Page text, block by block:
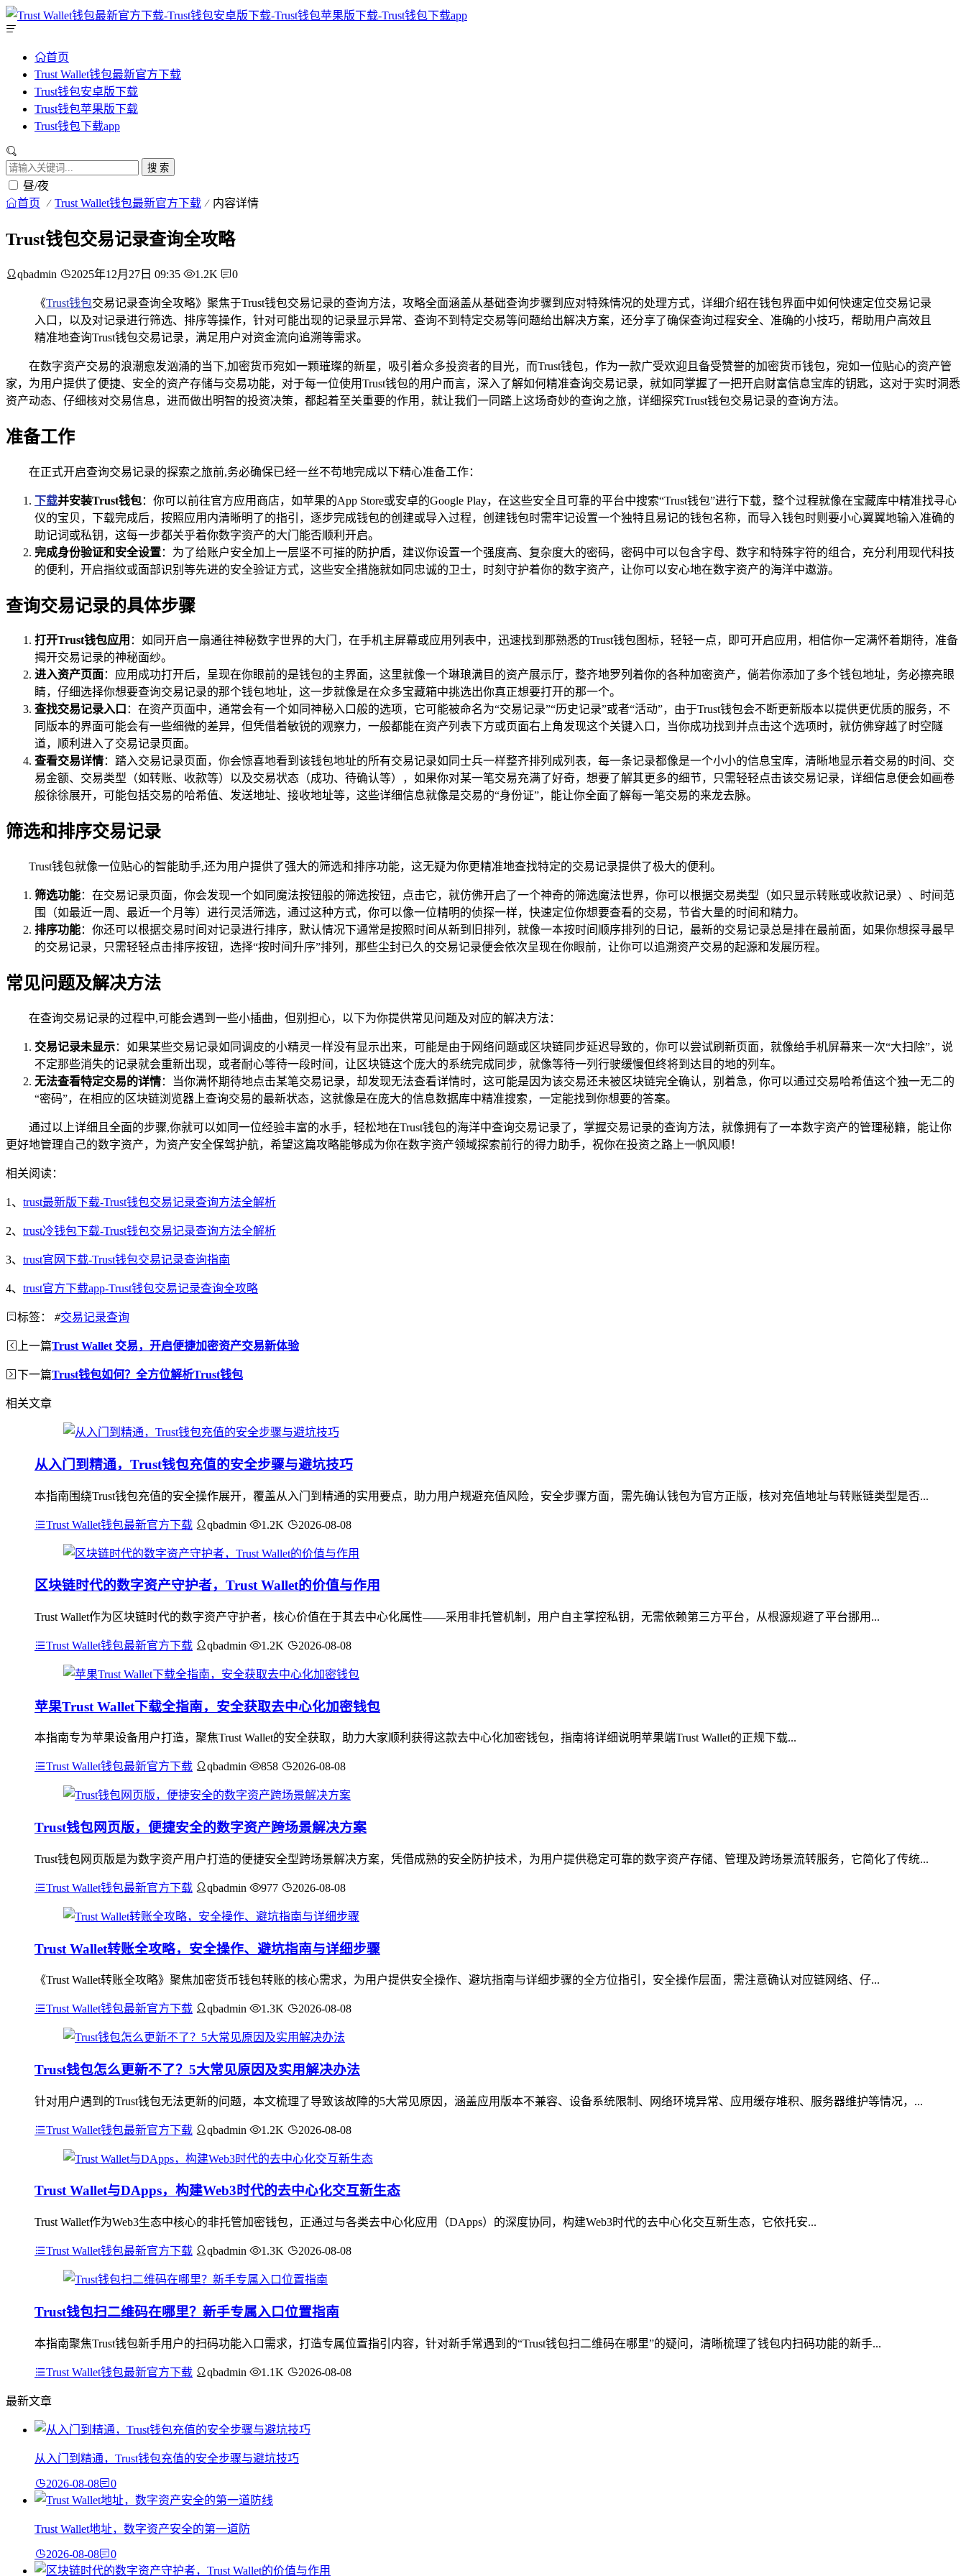
首页
Trust Wallet钱包最新官方下载
Trust钱包安卓版下载
Trust钱包苹果版下载
Trust钱包下载app
搜 索
昼/夜
首页 Trust Wallet钱包最新官方下载 内容详情
Trust钱包交易记录查询全攻略
qbadmin 2025年12月27日 09:35 1.2K 0
《Trust钱包交易记录查询全攻略》聚焦于Trust钱包交易记录的查询方法，攻略全面涵盖从基础查询步骤到应对特殊情况的处理方式，详细介绍在钱包界面中如何快速定位交易记录
入口，以及对记录进行筛选、排序等操作，针对可能出现的记录显示异常、查询不到特定交易等问题给出解决方案，还分享了确保查询过程安全、准确的小技巧，帮助用户高效且
精准地查询Trust钱包交易记录，满足用户对资金流向追溯等需求。
在数字资产交易的浪潮愈发汹涌的当下,加密货币宛如一颗璀璨的新星，吸引着众多投资者的目光，而Trust钱包，作为一款广受欢迎且备受赞誉的加密货币钱包，宛如一位贴心的资产管
家，为用户提供了便捷、安全的资产存储与交易功能，对于每一位使用Trust钱包的用户而言，深入了解如何精准查询交易记录，就如同掌握了一把开启财富信息宝库的钥匙，这对于实时洞悉
资产动态、仔细核对交易信息，进而做出明智的投资决策，都起着至关重要的作用，就让我们一同踏上这场奇妙的查询之旅，详细探究Trust钱包交易记录的查询方法。
准备工作
在正式开启查询交易记录的探索之旅前,务必确保已经一丝不苟地完成以下精心准备工作：
下载并安装Trust钱包：你可以前往官方应用商店，如苹果的App Store或安卓的Google Play，在这些安全且可靠的平台中搜索“Trust钱包”进行下载，整个过程就像在宝藏库中精准找寻心
仪的宝贝，下载完成后，按照应用内清晰明了的指引，逐步完成钱包的创建或导入过程，创建钱包时需牢记设置一个独特且易记的钱包名称，而导入钱包时则要小心翼翼地输入准确的
助记词或私钥，这每一步都关乎着你数字资产的大门能否顺利开启。
完成身份验证和安全设置：为了给账户安全加上一层坚不可摧的防护盾，建议你设置一个强度高、复杂度大的密码，密码中可以包含字母、数字和特殊字符的组合，充分利用现代科技
的便利，开启指纹或面部识别等先进的安全验证方式，这些安全措施就如同忠诚的卫士，时刻守护着你的数字资产，让你可以安心地在数字资产的海洋中遨游。
查询交易记录的具体步骤
打开Trust钱包应用 ：如同开启一扇通往神秘数字世界的大门，在手机主屏幕或应用列表中，迅速找到那熟悉的Trust钱包图标，轻轻一点，即可开启应用，相信你一定满怀着期待，准备
揭开交易记录的神秘面纱。
进入资产页面：应用成功打开后，呈现在你眼前的是钱包的主界面，这里就像一个琳琅满目的资产展示厅，整齐地罗列着你的各种加密资产，倘若你添加了多个钱包地址，务必擦亮眼
睛，仔细选择你想要查询交易记录的那个钱包地址，这一步就像是在众多宝藏箱中挑选出你真正想要打开的那一个。
查找交易记录入口 ：在资产页面中，通常会有一个如同神秘入口般的选项，它可能被命名为“交易记录”“历史记录”或者“活动”，由于Trust钱包会不断更新版本以提供更优质的服务，不
同版本的界面可能会有一些细微的差异，但凭借着敏锐的观察力，一般都能在资产列表下方或页面右上角发现这个关键入口，当你成功找到并点击这个选项时，就仿佛穿越了时空隧
道，顺利进入了交易记录页面。
查看交易详情：踏入交易记录页面，你会惊喜地看到该钱包地址的所有交易记录如同士兵一样整齐排列成列表，每一条记录都像是一个小小的信息宝库，清晰地显示着交易的时间、交
易金额、交易类型（如转账、收款等）以及交易状态（成功、待确认等），如果你对某一笔交易充满了好奇，想要了解其更多的细节，只需轻轻点击该交易记录，详细信息便会如画卷
般徐徐展开，可能包括交易的哈希值、发送地址、接收地址等，这些详细信息就像是交易的“身份证”，能让你全面了解每一笔交易的来龙去脉。
筛选和排序交易记录
Trust钱包就像一位贴心的智能助手,还为用户提供了强大的筛选和排序功能，这无疑为你更精准地查找特定的交易记录提供了极大的便利。
筛选功能：在交易记录页面，你会发现一个如同魔法按钮般的筛选按钮，点击它，就仿佛开启了一个神奇的筛选魔法世界，你可以根据交易类型（如只显示转账或收款记录）、时间范
围（如最近一周、最近一个月等）进行灵活筛选，通过这种方式，你可以像一位精明的侦探一样，快速定位你想要查看的交易，节省大量的时间和精力。
排序功能：你还可以根据交易时间对记录进行排序，默认情况下通常是按照时间从新到旧排列，就像一本按时间顺序排列的日记，最新的交易记录总是排在最前面，如果你想探寻最早
的交易记录，只需轻轻点击排序按钮，选择“按时间升序”排列，那些尘封已久的交易记录便会依次呈现在你眼前，让你可以追溯资产交易的起源和发展历程。
常见问题及解决方法
在查询交易记录的过程中,可能会遇到一些小插曲，但别担心，以下为你提供常见问题及对应的解决方法：
交易记录未显示：如果某些交易记录如同调皮的小精灵一样没有显示出来，可能是由于网络问题或区块链同步延迟导致的，你可以尝试刷新页面，就像给手机屏幕来一次“大扫除”，说
不定那些消失的记录就会重新出现，或者耐心等待一段时间，让区块链这个庞大的系统完成同步，就像等待一列行驶缓慢但终将到达目的地的列车。
无法查看特定交易的详情：当你满怀期待地点击某笔交易记录，却发现无法查看详情时，这可能是因为该交易还未被区块链完全确认，别着急，你可以通过交易哈希值这个独一无二的
“密码”，在相应的区块链浏览器上查询交易的最新状态，这就像是在庞大的信息数据库中精准搜索，一定能找到你想要的答案。
通过以上详细且全面的步骤,你就可以如同一位经验丰富的水手，轻松地在Trust钱包的海洋中查询交易记录了，掌握交易记录的查询方法，就像拥有了一本数字资产的管理秘籍，能让你
更好地管理自己的数字资产，为资产安全保驾护航，希望这篇攻略能够成为你在数字资产领域探索前行的得力助手，祝你在投资之路上一帆风顺！
相关阅读：
1、 trust最新版下载-Trust钱包交易记录查询方法全解析
2、 trust冷钱包下载-Trust钱包交易记录查询方法全解析
3、 trust官网下载-Trust钱包交易记录查询指南
4、 trust官方下载app-Trust钱包交易记录查询全攻略
标签： #交易记录查询
上一篇Trust Wallet 交易，开启便捷加密资产交易新体验
下一篇Trust钱包如何？全方位解析Trust钱包
相关文章
从入门到精通，Trust钱包充值的安全步骤与避坑技巧
本指南围绕Trust钱包充值的安全操作展开，覆盖从入门到精通的实用要点，助力用户规避充值风险，安全步骤方面，需先确认钱包为官方正版，核对充值地址与转账链类型是否...
Trust Wallet钱包最新官方下载 qbadmin 1.2K 2026-08-08
区块链时代的数字资产守护者，Trust Wallet的价值与作用
Trust Wallet作为区块链时代的数字资产守护者，核心价值在于其去中心化属性——采用非托管机制，用户自主掌控私钥，无需依赖第三方平台，从根源规避了平台挪用...
Trust Wallet钱包最新官方下载 qbadmin 1.2K 2026-08-08
苹果Trust Wallet下载全指南，安全获取去中心化加密钱包
本指南专为苹果设备用户打造，聚焦Trust Wallet的安全获取，助力大家顺利获得这款去中心化加密钱包，指南将详细说明苹果端Trust Wallet的正规下载...
Trust Wallet钱包最新官方下载 qbadmin 858 2026-08-08
Trust钱包网页版，便捷安全的数字资产跨场景解决方案
Trust钱包网页版是为数字资产用户打造的便捷安全型跨场景解决方案，凭借成熟的安全防护技术，为用户提供稳定可靠的数字资产存储、管理及跨场景流转服务，它简化了传统...
Trust Wallet钱包最新官方下载 qbadmin 977 2026-08-08
Trust Wallet转账全攻略，安全操作、避坑指南与详细步骤
《Trust Wallet转账全攻略》聚焦加密货币钱包转账的核心需求，为用户提供安全操作、避坑指南与详细步骤的全方位指引，安全操作层面，需注意确认对应链网络、仔...
Trust Wallet钱包最新官方下载 qbadmin 1.3K 2026-08-08
Trust钱包怎么更新不了？5大常见原因及实用解决办法
针对用户遇到的Trust钱包无法更新的问题，本文梳理了导致该故障的5大常见原因，涵盖应用版本不兼容、设备系统限制、网络环境异常、应用缓存堆积、服务器维护等情况，...
Trust Wallet钱包最新官方下载 qbadmin 1.2K 2026-08-08
Trust Wallet与DApps，构建Web3时代的去中心化交互新生态
Trust Wallet作为Web3生态中核心的非托管加密钱包，正通过与各类去中心化应用（DApps）的深度协同，构建Web3时代的去中心化交互新生态，它依托安...
Trust Wallet钱包最新官方下载 qbadmin 1.3K 2026-08-08
Trust钱包扫二维码在哪里？新手专属入口位置指南
本指南聚焦Trust钱包新手用户的扫码功能入口需求，打造专属位置指引内容，针对新手常遇到的“Trust钱包扫二维码在哪里”的疑问，清晰梳理了钱包内扫码功能的新手...
Trust Wallet钱包最新官方下载 qbadmin 1.1K 2026-08-08
最新文章
从入门到精通，Trust钱包充值的安全步骤与避坑技巧
2026-08-08 0
Trust Wallet地址，数字资产安全的第一道防
2026-08-08 0